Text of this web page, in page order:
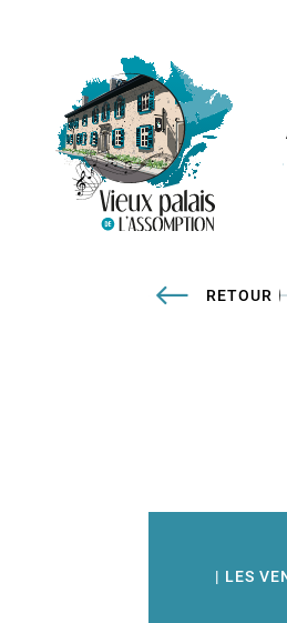
RETOUR
| LES